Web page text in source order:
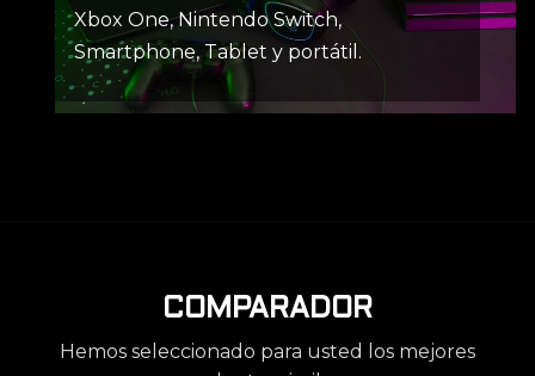
Xbox One, Nintendo Switch,
Smartphone, Tablet y portátil.
COMPARADOR
Hemos seleccionado para usted los mejores